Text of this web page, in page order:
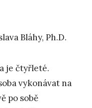
Bláhy, Ph.D.
je čtyřleté.
vykonávat na
po sobě